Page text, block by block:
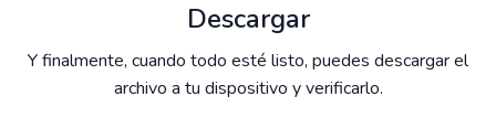
Descargar
Y finalmente, cuando todo esté listo, puedes descargar el
archivo a tu dispositivo y verificarlo.